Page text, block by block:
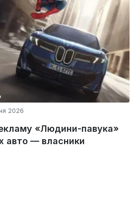
2026
«Людини-павука»
авто — власники